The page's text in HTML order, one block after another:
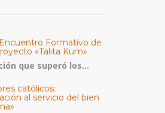
Formativo de
«Talita Kum»
que superó los...
católicos:
al servicio del bien